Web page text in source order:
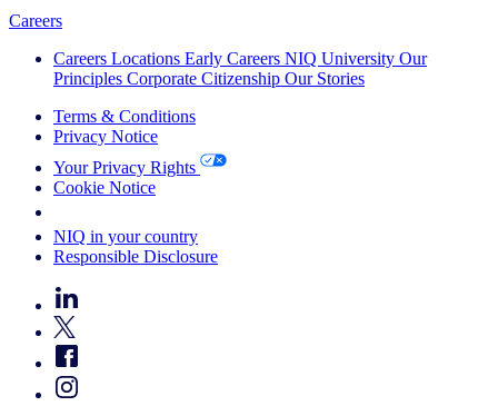
Careers
Careers Locations Early Careers NIQ University Our
Principles Corporate Citizenship Our Stories
Terms & Conditions
Privacy Notice
Your Privacy Rights
Cookie Notice
NIQ in your country
Responsible Disclosure